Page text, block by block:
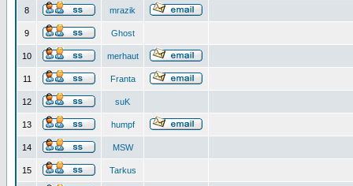
8 mrazik
9 Ghost
10 merhaut
11 Franta
12 suK
13 humpf
14 MSW
15 Tarkus